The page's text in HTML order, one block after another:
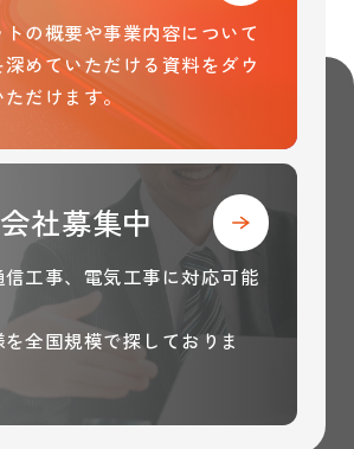
の概要や事業内容について
深めていただける資料をダウ
だけます。
社募集中
工事、電気工事に対応可能
全国規模で探しておりま